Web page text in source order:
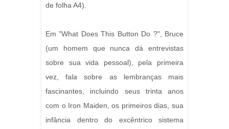
de folha A4).
Em "What Does This Button Do ?", Bruce
(um homem que nunca dá entrevistas
sobre sua vida pessoal), pela primeira
vez, fala sobre as lembranças mais
fascinantes, incluindo seus trinta anos
com o Iron Maiden, os primeiros dias, sua
infância dentro do excêntrico sistema